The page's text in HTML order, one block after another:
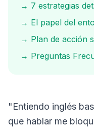
→ 7 estrategias
→ El papel del
→ Plan de acción
→ Preguntas
"Entiendo inglés
que hablar me